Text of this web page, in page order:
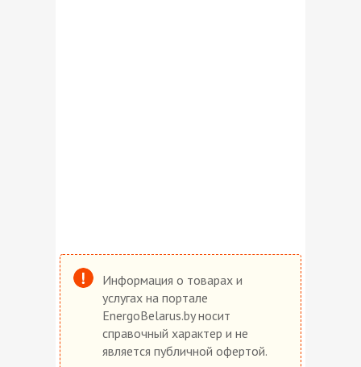
Информация о товарах и
услугах на портале
EnergoBelarus.by носит
справочный характер и не
является публичной офертой.